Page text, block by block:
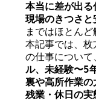
本当に差が出る
現場のきつさ
まではほとんど
本記事では、
の仕事について
ル、未経験〜5
裏や高所作業
残業・休日の